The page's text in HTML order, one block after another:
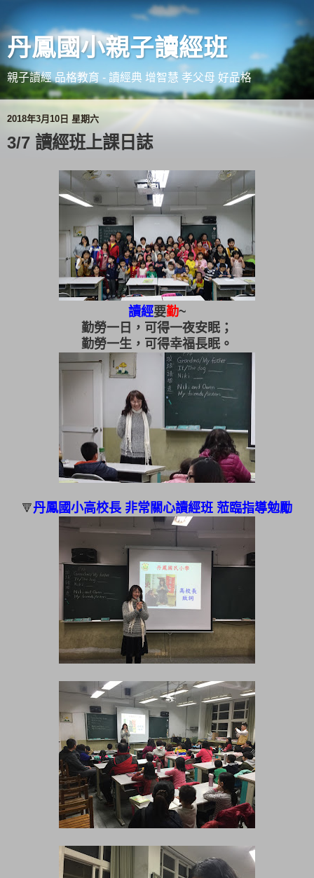
丹鳳國小親子讀經班
親子讀經 品格教育 - 讀經典 增智慧 孝父母 好品格
2018年3月10日 星期六
3/7 讀經班上課日誌
讀經要勤~
勤勞一日，可得一夜安眠；
勤勞一生，可得幸福長眠。
🔻丹鳳國小高校長 非常關心讀經班 蒞臨指導勉勵